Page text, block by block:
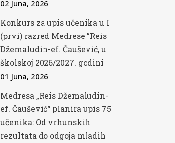
02 Juna, 2026
Konkurs za upis učenika u I
(prvi) razred Medrese ”Reis
Džemaludin-ef. Čaušević, u
školskoj 2026/2027. godini
01 Juna, 2026
Medresa „Reis Džemaludin-
ef. Čaušević“ planira upis 75
učenika: Od vrhunskih
rezultata do odgoja mladih